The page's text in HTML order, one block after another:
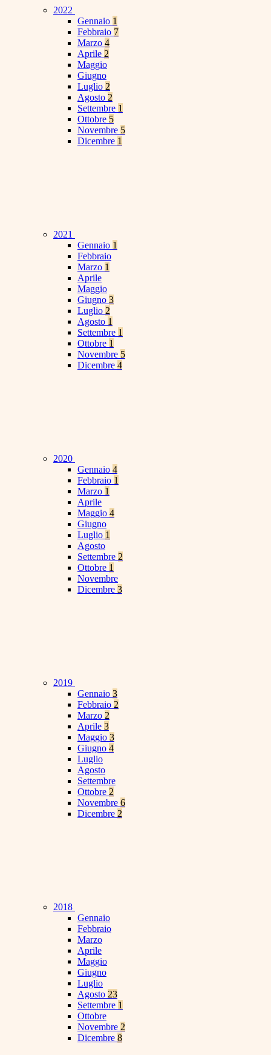
2022
Gennaio 1
Febbraio 7
Marzo 4
Aprile 2
Maggio
Giugno
Luglio 2
Agosto 2
Settembre 1
Ottobre 5
Novembre 5
Dicembre 1
2021
Gennaio 1
Febbraio
Marzo 1
Aprile
Maggio
Giugno 3
Luglio 2
Agosto 1
Settembre 1
Ottobre 1
Novembre 5
Dicembre 4
2020
Gennaio 4
Febbraio 1
Marzo 1
Aprile
Maggio 4
Giugno
Luglio 1
Agosto
Settembre 2
Ottobre 1
Novembre
Dicembre 3
2019
Gennaio 3
Febbraio 2
Marzo 2
Aprile 3
Maggio 3
Giugno 4
Luglio
Agosto
Settembre
Ottobre 2
Novembre 6
Dicembre 2
2018
Gennaio
Febbraio
Marzo
Aprile
Maggio
Giugno
Luglio
Agosto 23
Settembre 1
Ottobre
Novembre 2
Dicembre 8